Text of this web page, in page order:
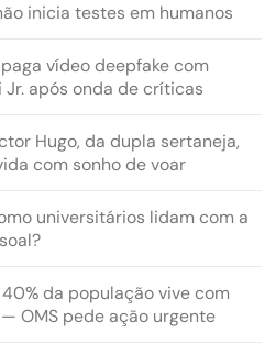
inicia testes em humanos
vídeo deepfake com
após onda de críticas
Hugo, da dupla sertaneja,
com sonho de voar
universitários lidam com a
da população vive com
OMS pede ação urgente